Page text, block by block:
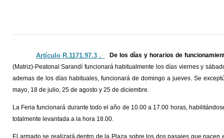
Artículo R.1171.97.3 ._
De los días y horarios de
(Matriz)-Peatonal Sarandí funcionará habitualmente los días viernes y
ademas de los días habituales, funcionará de domingo a jueves. Se
mayo, 18 de julio, 25 de agosto y 25 de diciembre.
La Feria funcionará durante todo el año de 10.00 a 17.00 horas,
totalmente levantada a la hora 18.00.